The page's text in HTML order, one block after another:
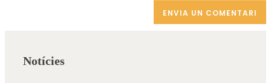
Notícies